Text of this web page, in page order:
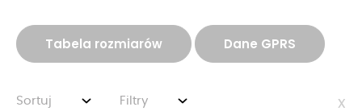
Tabela rozmiarów Dane GPRS
Sortuj Filtry x